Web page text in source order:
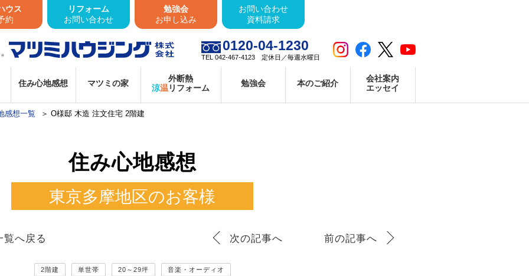
0120-04-1230
TEL 042-467-4123 定休日／毎週水曜日
住み心地感想 マツミの家
外断熱
涼温 リフォーム 勉強会 本のご紹介
会社案内
エッセイ
感想一覧 O様邸 木造 注文住宅 2階建
住み心地感想
東京多摩地区のお客様
覧へ戻る 次の記事へ 前の記事へ
2階建 単世帯 20～29坪 音楽・オーディオ
ウス
約
リフォーム
お問い合わせ
勉強会
お申し込み
お問い合わせ
資料請求